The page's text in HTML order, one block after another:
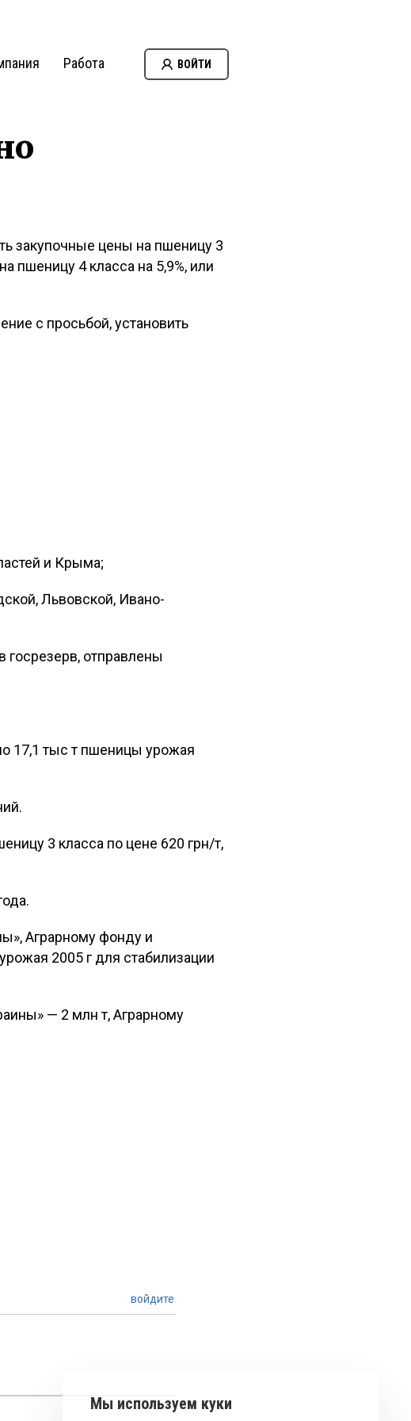
Работа ВОЙТИ
закупочные цены на пшеницу 3
пшеницу 4 класса на 5,9%, или
с просьбой, установить
и Крыма;
Львовской, Ивано-
отправлены
17,1 тыс т пшеницы урожая
3 класса по цене 620 грн/т,
Аграрному фонду и
2005 г для стабилизации
— 2 млн т, Аграрному
войдите